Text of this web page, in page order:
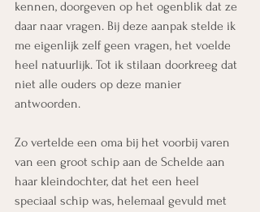
kennen, doorgeven op het ogenblik dat ze
daar naar vragen. Bij deze aanpak stelde ik
me eigenlijk zelf geen vragen, het voelde
heel natuurlijk. Tot ik stilaan doorkreeg dat
niet alle ouders op deze manier
antwoorden.
Zo vertelde een oma bij het voorbij varen
van een groot schip aan de Schelde aan
haar kleindochter, dat het een heel
speciaal schip was, helemaal gevuld met